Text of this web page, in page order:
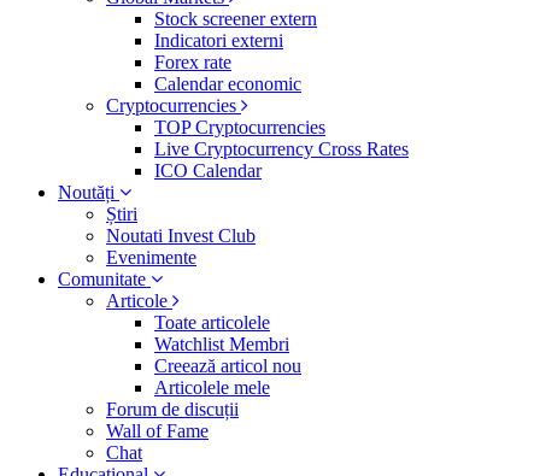
Stock screener extern
Indicatori externi
Forex rate
Calendar economic
Cryptocurrencies
TOP Cryptocurrencies
Live Cryptocurrency Cross Rates
ICO Calendar
Noutăți
Știri
Noutati Invest Club
Evenimente
Comunitate
Articole
Toate articolele
Watchlist Membri
Creează articol nou
Articolele mele
Forum de discuții
Wall of Fame
Chat